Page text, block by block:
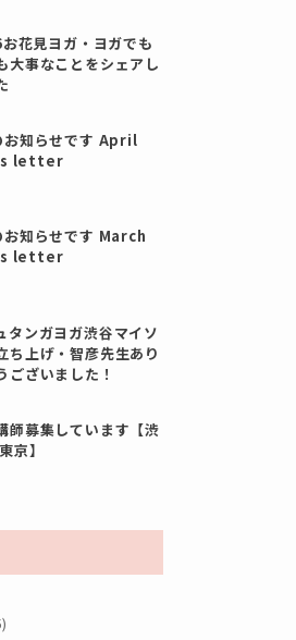
花見ヨガ・ヨガでも
大事なことをシェアし
お知らせです April
letter
お知らせです March
letter
タンガヨガ渋谷マイソ
ち上げ・智彦先生あり
ございました！
師募集しています【渋
京】